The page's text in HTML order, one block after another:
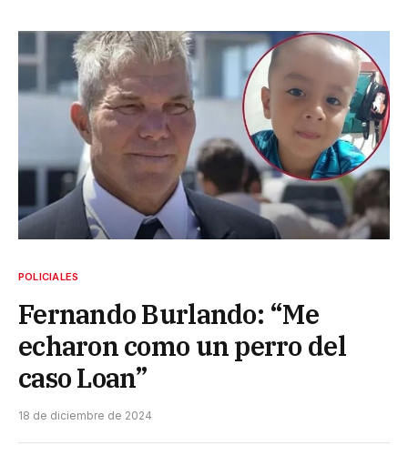
POLICIALES
Fernando Burlando: “Me
echaron como un perro del
caso Loan”
18 de diciembre de 2024